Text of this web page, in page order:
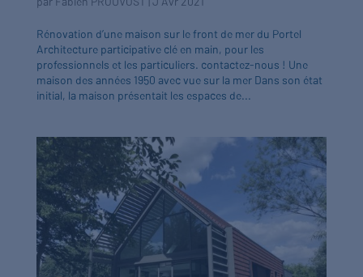
Rénovation d’une maison sur le front de mer du Portel
Architecture participative clé en main, pour les
professionnels et les particuliers. contactez-nous ! Une
maison des années 1950 avec vue sur la mer Dans son état
initial, la maison présentait les espaces de...